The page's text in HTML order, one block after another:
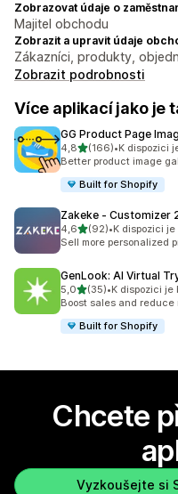
Zobrazovat údaje o
Majitel obchodu
Zobrazit a upravit údaje
Zákazníci, produkty,
Zobrazit podrobnosti
Více aplikací jako je
GG Product Page
4,8z 5 hvězd
(166)
Celkový počet recenzí:
•K dispozici
Better product image
Built for Shopify
Zakeke ‑ Customizer
4,6z 5 hvězd
(92)
Celkový počet recenzí:
•K dispozici
Sell more personalized
GenLook: AI Virtual
5,0z 5 hvězd
(35)
Celkový počet recenzí:
•K dispozici je
Boost sales and
Built for Shopify
Chcete
Vyzkoušejte si